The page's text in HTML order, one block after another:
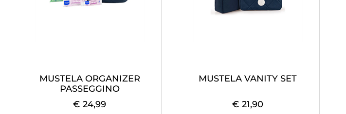
MUSTELA ORGANIZER
PASSEGGINO
€ 24,99
MUSTELA VANITY SET
€ 21,90